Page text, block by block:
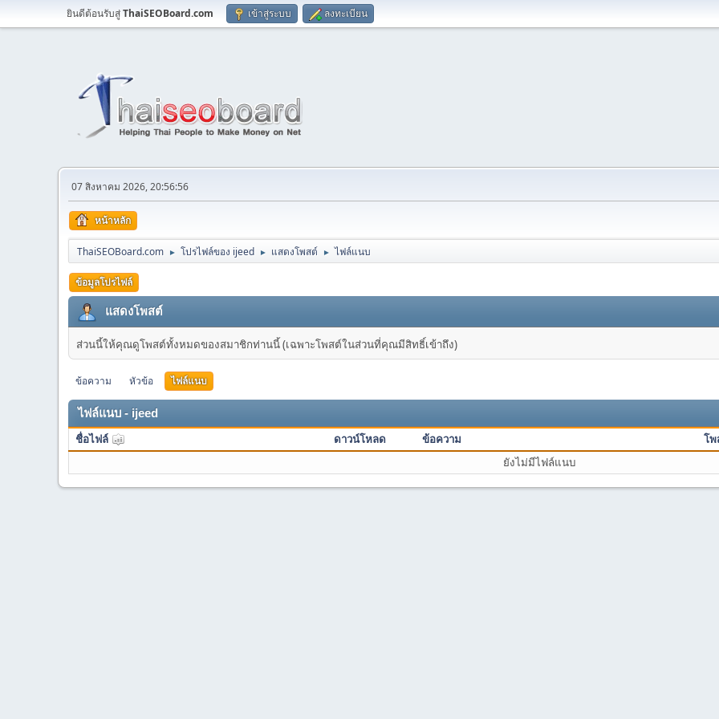
ยินดีต้อนรับสู่ThaiSEOBoard.com เข้าสู่ระบบ ลงทะเบียน
07 สิงหาคม 2026, 20:56:56
หน้าหลัก
ThaiSEOBoard.com ► โปรไฟล์ของ ijeed ► แสดงโพสต์ ► ไฟล์แนบ
ข้อมูลโปรไฟล์
แสดงโพสต์
ส่วนนี้ให้คุณดูโพสต์ทั้งหมดของสมาชิกท่านนี้ (เฉพาะโพสต์ในส่วนที่คุณมีสิทธิ์เข้าถึง)
ข้อความ หัวข้อ ไฟล์แนบ
ไฟล์แนบ - ijeed
ชื่อไฟล์ ดาวน์โหลด ข้อความ
โพ
ยังไม่มีไฟล์แนบ